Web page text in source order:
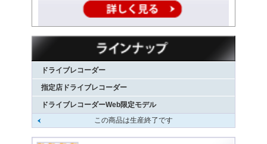
ドライブレコーダー
指定店ドライブレコーダー
ドライブレコーダーWeb限定モデル
この商品は生産終了です